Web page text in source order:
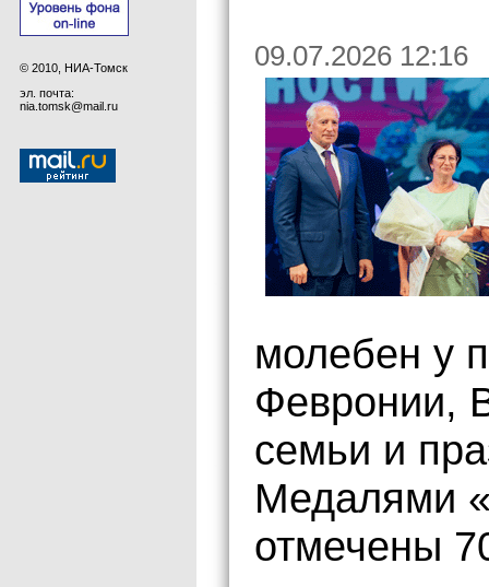
© 2010, НИА-Томск
эл. почта:
nia.tomsk@mail.ru
09.07.2026 12:16
молебен у
Февронии,
семьи и
Медалями
отмечены